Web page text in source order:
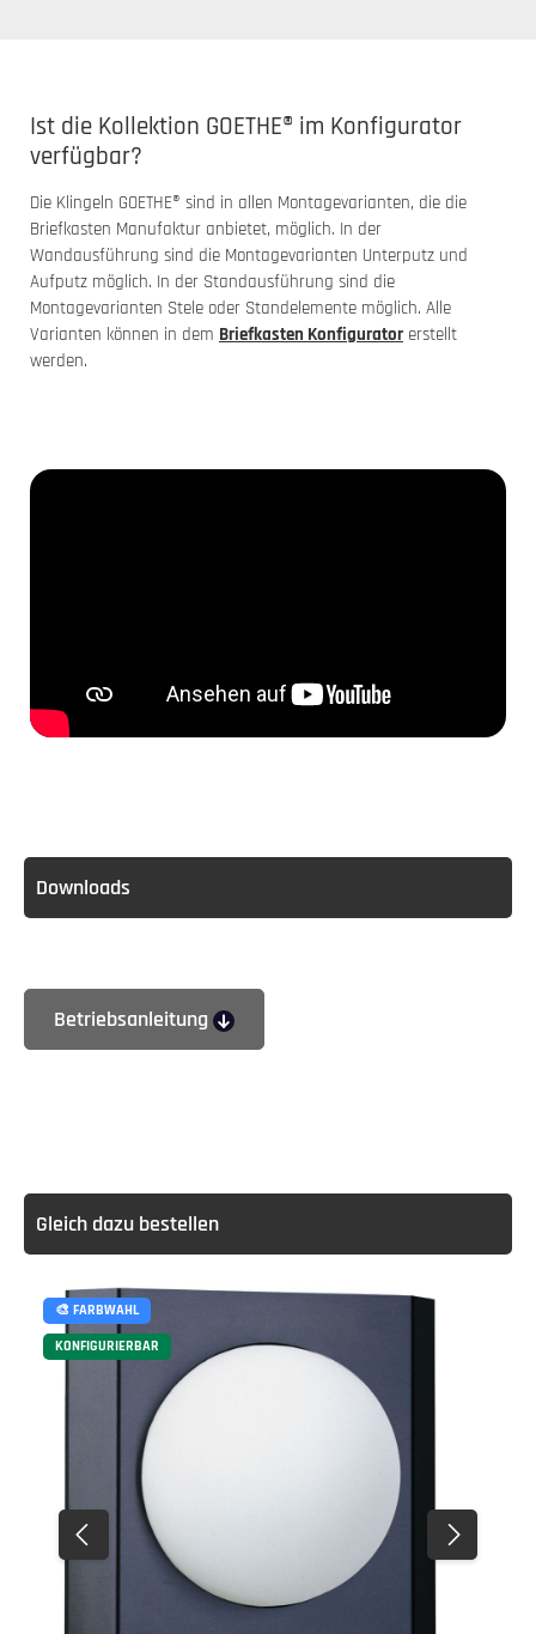
Ist die Kollektion GOETHE® im Konfigurator
verfügbar?
Die Klingeln GOETHE® sind in allen Montagevarianten, die die
Briefkasten Manufaktur anbietet, möglich. In der
Wandausführung sind die Montagevarianten Unterputz und
Aufputz möglich. In der Standausführung sind die
Montagevarianten Stele oder Standelemente möglich. Alle
Varianten können in dem Briefkasten Konfigurator erstellt
werden.
Downloads
Betriebsanleitung
Gleich dazu bestellen
🎨 FARBWAHL
KONFIGURIERBAR